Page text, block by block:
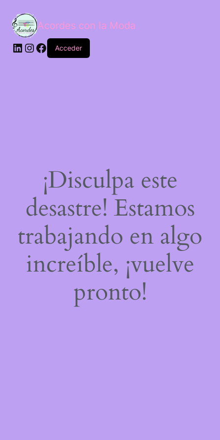
Acordes con la Moda
Acceder
¡Disculpa este
desastre! Estamos
trabajando en algo
increíble, ¡vuelve
pronto!